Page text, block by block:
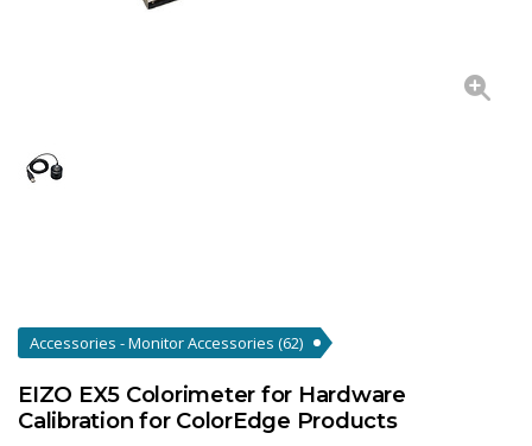
Accessories - Monitor Accessories (62)
EIZO EX5 Colorimeter for Hardware
Calibration for ColorEdge Products